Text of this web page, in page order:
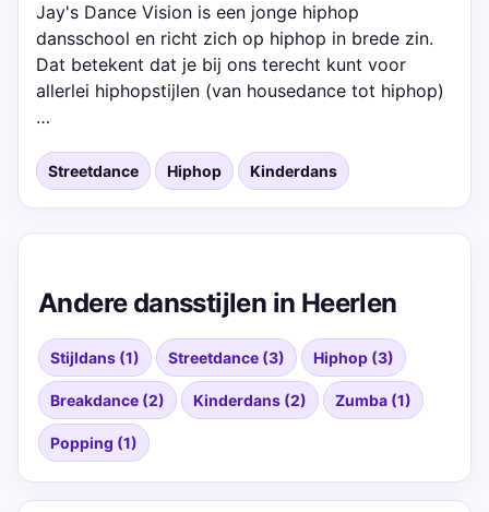
Jay's Dance Vision is een jonge hiphop
dansschool en richt zich op hiphop in brede zin.
Dat betekent dat je bij ons terecht kunt voor
allerlei hiphopstijlen (van housedance tot hiphop)
…
Streetdance Hiphop Kinderdans
Andere dansstijlen in Heerlen
Stijldans (1) Streetdance (3) Hiphop (3)
Breakdance (2) Kinderdans (2) Zumba (1)
Popping (1)